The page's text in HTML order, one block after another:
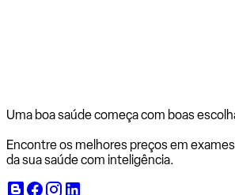
Uma boa saúde começa com boas
Encontre os melhores preços em
da sua saúde com inteligência.